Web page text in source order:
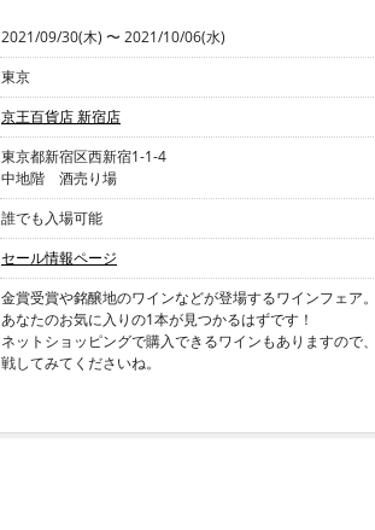
2021/09/30(木) 〜 2021/10/06(水)
東京
京王百貨店 新宿店
東京都新宿区西新宿1-1-4
中地階 酒売り場
誰でも入場可能
セール情報ページ
金賞受賞や銘醸地のワインなどが登場するワインフェア
あなたのお気に入りの1本が見つかるはずです！
ネットショッピングで購入できるワインもありますの
戦してみてくださいね。